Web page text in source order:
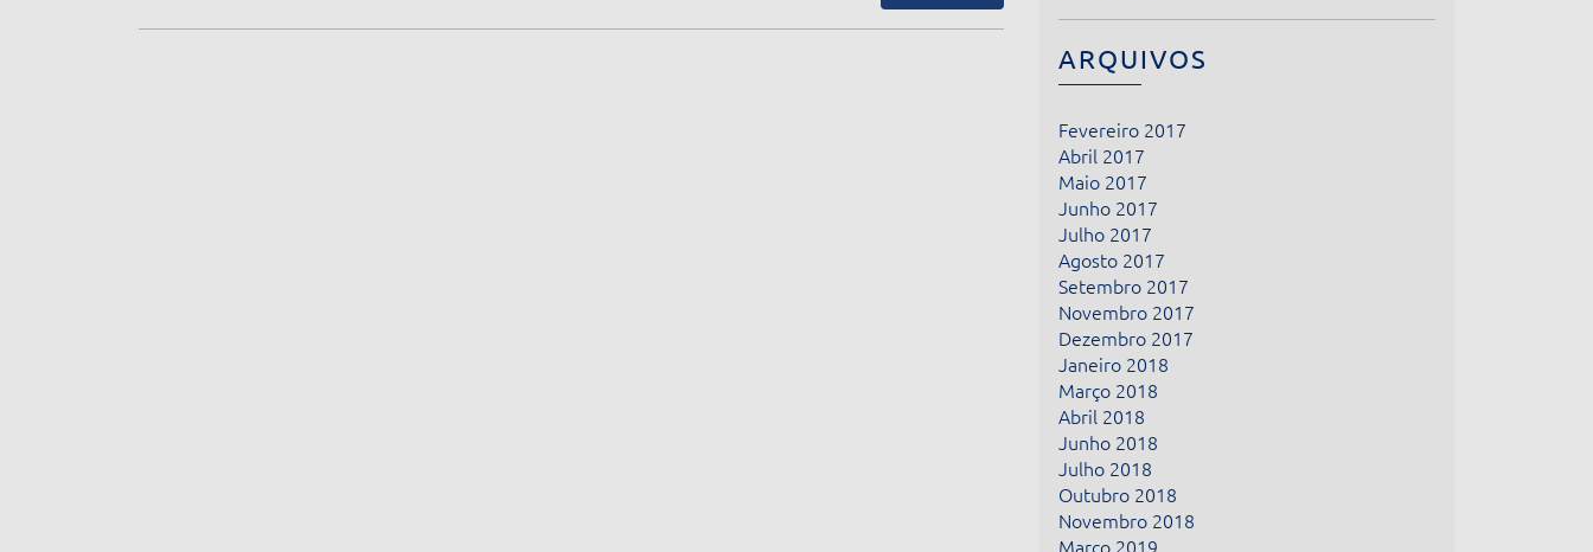
ARQUIVOS
Fevereiro 2017
Abril 2017
Maio 2017
Junho 2017
Julho 2017
Agosto 2017
Setembro 2017
Novembro 2017
Dezembro 2017
Janeiro 2018
Março 2018
Abril 2018
Junho 2018
Julho 2018
Outubro 2018
Novembro 2018
Março 2019